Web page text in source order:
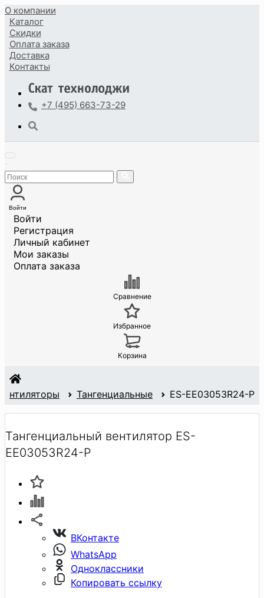
О компании
Каталог
Скидки
Оплата заказа
Доставка
Контакты
+7 (495) 663-73-29
Войти
Войти
Регистрация
Личный кабинет
Мои заказы
Оплата заказа
Сравнение
Избранное
Корзина
Тангенциальные ES-EE03053R24-P
Тангенциальный вентилятор ES-
EE03053R24-P
ВКонтакте
WhatsApp
Одноклассники
Копировать ссылку